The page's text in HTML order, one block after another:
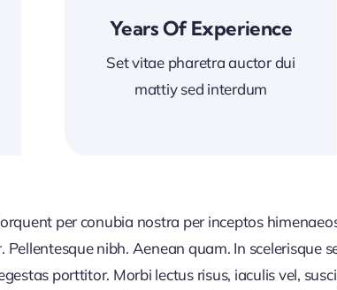
Years Of Experience
Set vitae pharetra auctor dui
mattiy sed interdum
per conubia nostra per inceptos
nibh. Aenean quam. In scelerisque
porttitor. Morbi lectus risus, iaculis vel,